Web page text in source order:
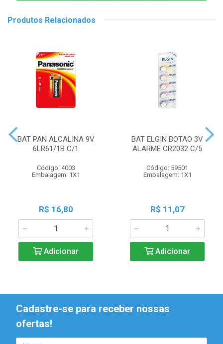
Produtos Relacionados
BAT PAN ALCALINA 9V
6LR61/1B C/1
Código: 4003
Embalagem: 1X1
R$ 16,80
Adicionar
BAT ELGIN BOTAO 3V
ALARME CR2032 C/5
Código: 59501
Embalagem: 1X1
R$ 11,07
Adicionar
Cadastre-se para receber nossas
ofertas!